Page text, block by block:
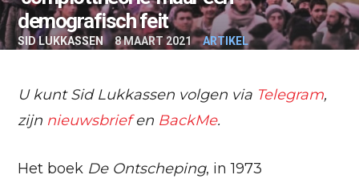
demografisch feit
SID LUKKASSEN 8 MAART 2021 ARTIKEL
U kunt Sid Lukkassen volgen via Telegram,
zijn nieuwsbriefen BackMe.
Het boek De Ontscheping, in 1973